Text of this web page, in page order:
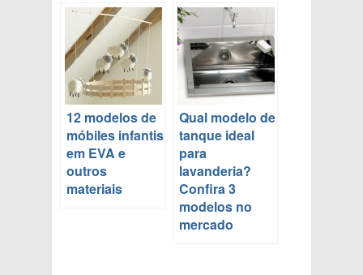
12 modelos de
móbiles infantis
em EVA e
outros
materiais
Qual modelo de
tanque ideal
para
lavanderia?
Confira 3
modelos no
mercado